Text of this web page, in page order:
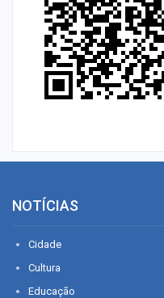
NOTÍCIAS
Cidade
Cultura
Educação